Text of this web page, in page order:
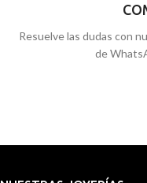
Resuelve las dudas con
de